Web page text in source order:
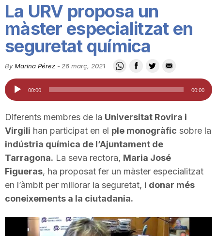
C
u
t
a
La URV proposa un
màster especialitzat en
seguretat química
By Marina Pérez - 26 març, 2021
Reproductor
d'àudio
00:00 00:00
Diferents membres de la Universitat Rovira i
Virgili han participat en el ple monogràfic sobre la
indústria química de l’Ajuntament de
Tarragona. La seva rectora, Maria José
Figueras, ha proposat fer un màster especialitzat
en l’àmbit per millorar la seguretat, i donar més
coneixements a la ciutadania.